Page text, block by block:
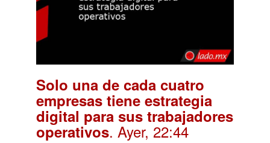
Solo una de cada cuatro
empresas tiene estrategia
digital para sus trabajadores
operativos. Ayer, 22:44